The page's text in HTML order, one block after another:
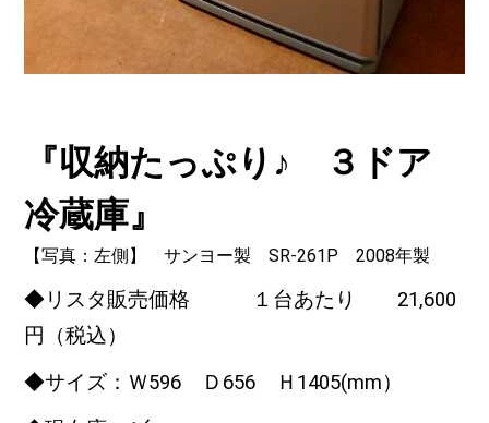
『収納たっぷり♪ ３ドア
冷蔵庫』
【写真：左側】 サンヨー製 SR-261P 2008年製
◆リスタ販売価格 １台あたり 21,600
円（税込）
◆サイズ：Ｗ596 Ｄ656 Ｈ1405(mm）